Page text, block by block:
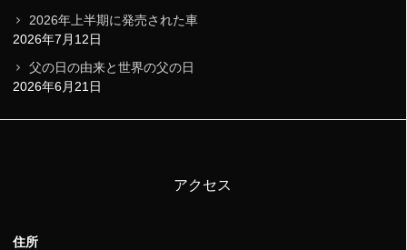
2026年上半期に発売された車
2026年7月12日
父の日の由来と世界の父の日
2026年6月21日
アクセス
住所